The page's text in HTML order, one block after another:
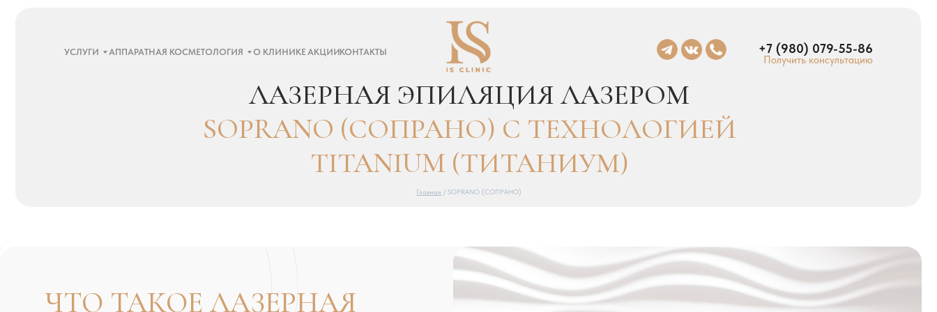
+7 (980) 079-55-86
Получить консультацию
УСЛУГИ АППАРАТНАЯ КОСМЕТОЛОГИЯ О КЛИНИКЕАКЦИИКОНТАКТЫ
ЛАЗЕРНАЯ ЭПИЛЯЦИЯ ЛАЗЕРОМ
SOPRANO (СОПРАНО) С ТЕХНОЛОГИЕЙ
TITANIUM (ТИТАНИУМ)
Главная/ SOPRANO (СОПРАНО)
ЭПИЛЯЦИЯ?